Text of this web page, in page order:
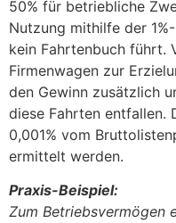
50% für betriebliche
Nutzung mithilfe der
kein Fahrtenbuch führt.
Firmenwagen zur
den Gewinn zusätzlich
diese Fahrten entfallen.
0,001% vom
ermittelt werden.
Praxis-Beispiel:
Zum Betriebsvermögen